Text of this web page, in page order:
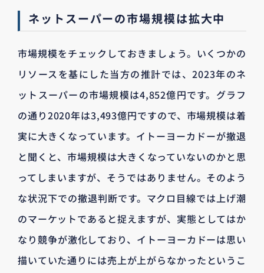
ネットスーパーの市場規模は拡大中
市場規模をチェックしておきましょう。いくつかの
リソースを基にした当方の推計では、2023年のネ
ットスーパーの市場規模は4,852億円です。グラフ
の通り2020年は3,493億円ですので、市場規模は着
実に大きくなっています。イトーヨーカドーが撤退
と聞くと、市場規模は大きくなっていないのかと思
ってしまいますが、そうではありません。そのよう
な状況下での撤退判断です。マクロ目線では上げ潮
のマーケットであると捉えますが、実態としてはか
なり競争が激化しており、イトーヨーカドーは思い
描いていた通りには売上が上がらなかったというこ